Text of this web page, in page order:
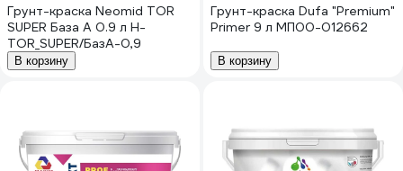
Грунт-краска Neomid TOR
SUPER База А 0.9 л Н-
TOR_SUPER/БазА-0,9
В корзину
Грунт-краска Dufa "Premium"
Primer 9 л МП00-012662
В корзину